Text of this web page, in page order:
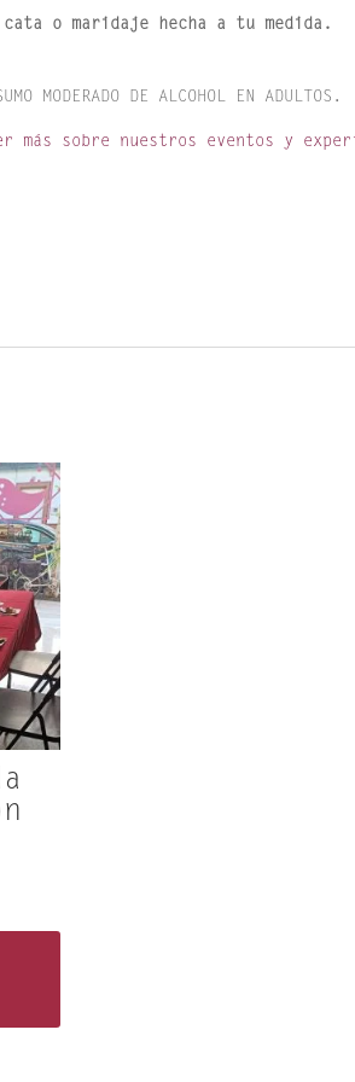
o maridaje hecha a tu medida.
MODERADO DE ALCOHOL EN ADULTOS.
sobre nuestros eventos y